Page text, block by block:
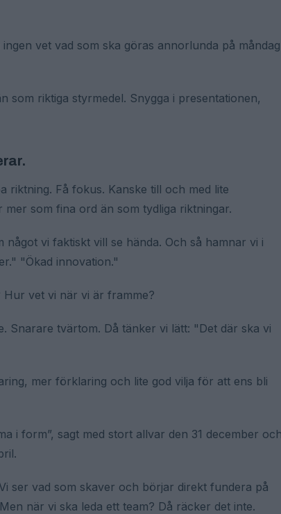
vet vad som ska göras annorlunda på måndag
riktiga styrmedel. Snygga i presentationen,
riktning. Få fokus. Kanske till och med lite
som fina ord än som tydliga riktningar.
vi faktiskt vill se hända. Och så hamnar vi i
"Ökad innovation."
Hur vet vi när vi är framme?
Snarare tvärtom. Då tänker vi lätt: "Det där ska vi
mer förklaring och lite god vilja för att ens bli
i form”, sagt med stort allvar den 31 december
ser vad som skaver och börjar direkt fundera på
när vi ska leda ett team? Då räcker det inte.